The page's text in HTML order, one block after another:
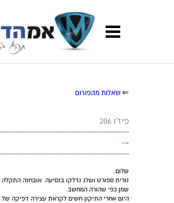
⇐ שאלות מהפורום
פיז'ו 206
→
שלום.
נורית ספורט ושלג נדלקו בנסיעה. אובחנה
שמן כפי שהורה המחשב.
היום אחרי התיקון חשים לקראת עצירה דפיקה של